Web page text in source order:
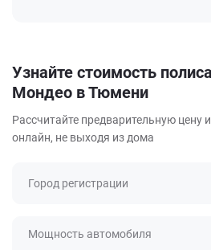
Узнайте стоимость
Мондео в Тюмени
Рассчитайте предварительную цену
онлайн, не выходя из дома
Город регистрации
Мощность автомобиля